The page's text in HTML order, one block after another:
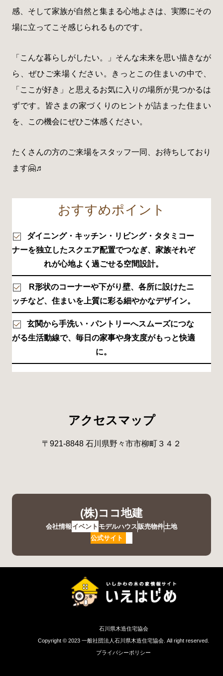
感、そして家族が自然と集まる心地よさは、実際にその
場に立ってこそ感じられるものです。
「こんな暮らしがしたい。」そんな未来を思い描きなが
ら、ぜひご来場ください。きっとこの住まいの中で、
「ここが好き」と思えるお気に入りの場所が見つかるは
ずです。皆さまの家づくりのヒントが詰まった住まい
を、この機会にぜひご体感ください。
たくさんの方のご来場をスタッフ一同、お待ちしており
ます🤗♬
おすすめポイント
ダイニング・キッチン・リビング・タタミコー
ナーを独立したスクエア配置でつなぎ、家族それぞ
れが心地よく過ごせる空間設計。
R形状のコーナーや下がり壁、各所に設けたニ
ッチなど、住まいを上質に彩る細やかなデザイン。
玄関から手洗い・パントリーへスムーズにつな
がる生活動線で、毎日の家事や身支度がもっと快適
に。
アクセスマップ
〒921-8848 石川県野々市市柳町３４２
(株)ココ地建
会社情報 イベント モデルハウス販売物件土地
公式サイト
石川県木造住宅協会
Copyright © 2023 一般社団法人石川県木造住宅協会. All right reserved.
プライバシーポリシー